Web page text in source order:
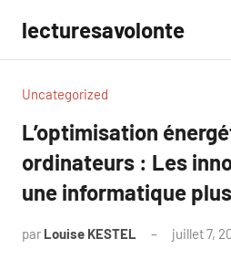
contenu
lecturesavolonte
Uncategorized
L’optimisation
ordinateurs : Les
une informatique
par Louise KESTEL juillet 7,